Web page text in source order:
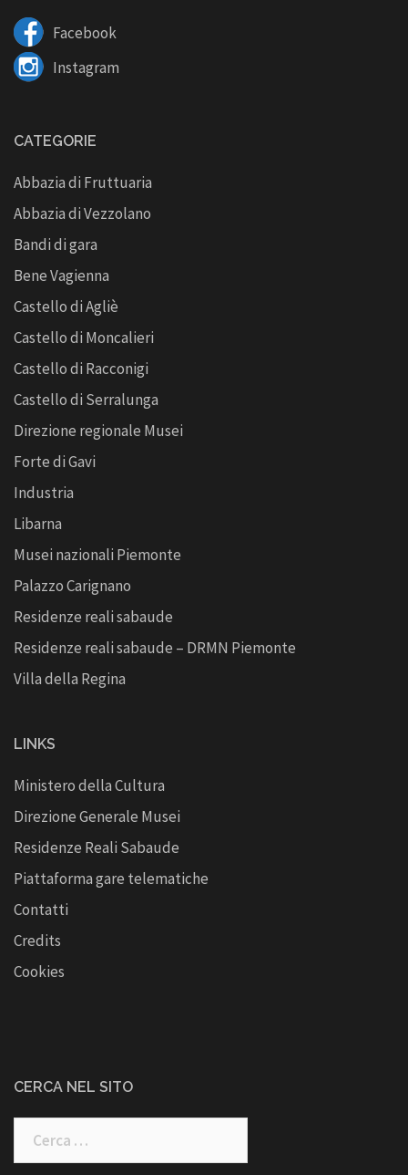
Facebook
Instagram
CATEGORIE
Abbazia di Fruttuaria
Abbazia di Vezzolano
Bandi di gara
Bene Vagienna
Castello di Agliè
Castello di Moncalieri
Castello di Racconigi
Castello di Serralunga
Direzione regionale Musei
Forte di Gavi
Industria
Libarna
Musei nazionali Piemonte
Palazzo Carignano
Residenze reali sabaude
Residenze reali sabaude – DRMN Piemonte
Villa della Regina
LINKS
Ministero della Cultura
Direzione Generale Musei
Residenze Reali Sabaude
Piattaforma gare telematiche
Contatti
Credits
Cookies
CERCA NEL SITO
per: